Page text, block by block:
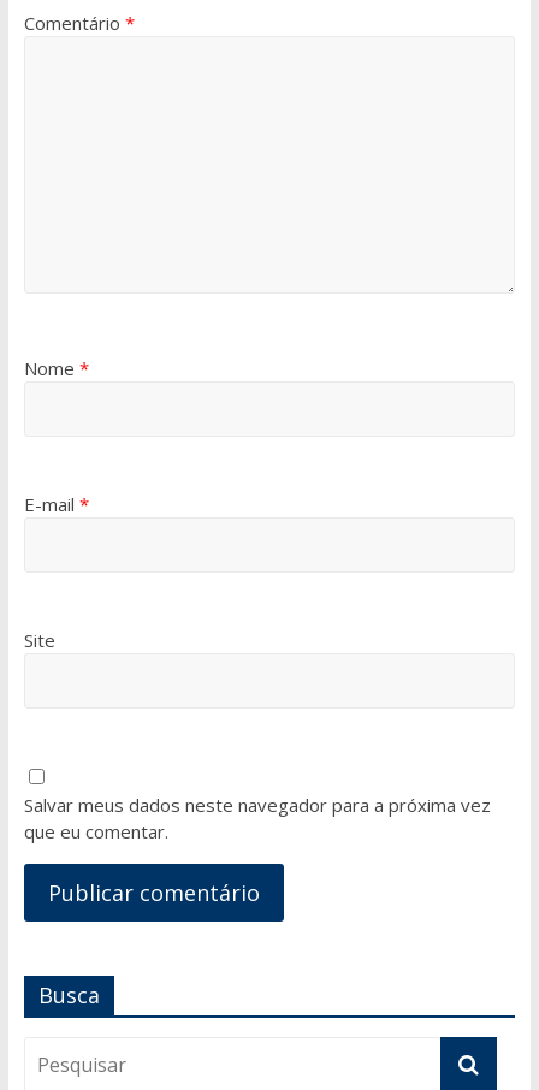
Comentário *
Nome *
E-mail *
Site
Salvar meus dados neste navegador para a próxima vez
que eu comentar.
Busca